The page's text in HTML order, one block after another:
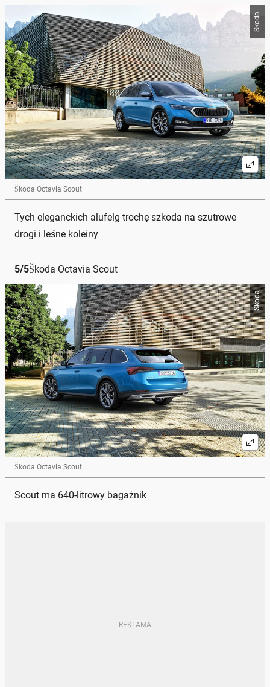
Skoda
Škoda Octavia Scout
Tych eleganckich alufelg trochę szkoda na szutrowe
drogi i leśne koleiny
5/5Škoda Octavia Scout
Skoda
Škoda Octavia Scout
Scout ma 640-litrowy bagażnik